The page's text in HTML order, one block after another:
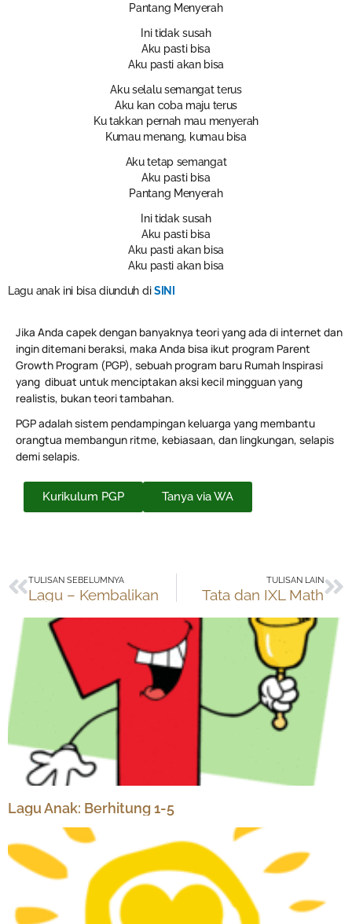
Pantang Menyerah
Ini tidak susah
Aku pasti bisa
Aku pasti akan bisa
Aku selalu semangat terus
Aku kan coba maju terus
Ku takkan pernah mau menyerah
Kumau menang, kumau bisa
Aku tetap semangat
Aku pasti bisa
Pantang Menyerah
Ini tidak susah
Aku pasti bisa
Aku pasti akan bisa
Aku pasti akan bisa
Lagu anak ini bisa diunduh diSINI
Jika Anda capek dengan banyaknya teori yang ada di internet dan
ingin ditemani beraksi, maka Anda bisa ikut program Parent
Growth Program (PGP), sebuah program baru Rumah Inspirasi
yang dibuat untuk menciptakan aksi kecil mingguan yang
realistis, bukan teori tambahan.
PGP adalah sistem pendampingan keluarga yang membantu
orangtua membangun ritme, kebiasaan, dan lingkungan, selapis
demi selapis.
Kurikulum PGP Tanya via WA
Prev
TULISAN SEBELUMNYA
Lagu – Kembalikan
TULISAN LAIN
Tata dan IXL Math
Lagu Anak: Berhitung 1-5